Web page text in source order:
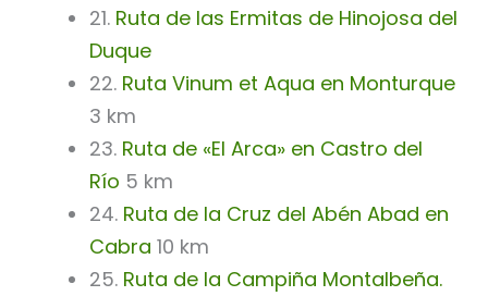
21. Ruta de las Ermitas de Hinojosa del
Duque
22. Ruta Vinum et Aqua en Monturque
3 km
23. Ruta de «El Arca» en Castro del
Río 5 km
24. Ruta de la Cruz del Abén Abad en
Cabra 10 km
25. Ruta de la Campiña Montalbeña.